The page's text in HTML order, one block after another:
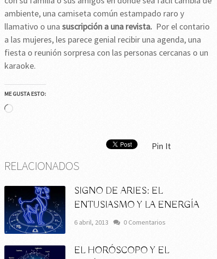
ambiente, una camiseta común estampado raro y
llamativo o una suscripción a una revista.Por el contario
a las mujeres, les parece genial recibir una agenda, una
fiesta o reunión sorpresa con las personas cercanas o un
karaoke.
ME GUSTA ESTO:
Cargando...
Pin It
RELACIONADOS
SIGNO DE ARIES: EL
ENTUSIASMO Y LA ENERGÍA
6 abril, 2013 0 Comentarios
EL HORÓSCOPO Y EL